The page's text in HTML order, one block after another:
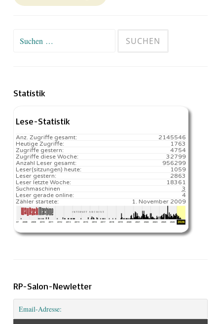
Suchen
Statistik
Lese-Statistik
2145546
Anz. Zugriffe gesamt:
1763
Heutige Zugriffe:
4754
Zugriffe gestern:
32799
Zugriffe diese Woche:
956299
Anzahl Leser gesamt:
1059️
Leser(sitzungen) heute:
2863
Leser gestern:
18361️
Leser letzte Woche:
3
Suchmaschinen
4
Leser gerade online:
1. November 2009
Zähler startete:
RP-Salon-Newletter